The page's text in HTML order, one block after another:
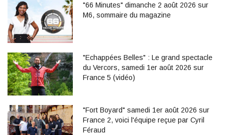
"66 Minutes" dimanche 2 août 2026 sur
M6, sommaire du magazine
"Echappées Belles" : Le grand spectacle
du Vercors, samedi 1er août 2026 sur
France 5 (vidéo)
"Fort Boyard" samedi 1er août 2026 sur
France 2, voici l'équipe reçue par Cyril
Féraud